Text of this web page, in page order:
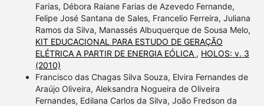
Farias, Débora Raiane Farias de Azevedo Fernande,
Felipe José Santana de Sales, Francelio Ferreira, Juliana
Ramos da Silva, Manassés Albuquerque de Sousa Melo,
KIT EDUCACIONAL PARA ESTUDO DE GERAÇÃO
ELÉTRICA A PARTIR DE ENERGIA EÓLICA , HOLOS: v. 3
(2010)
Francisco das Chagas Silva Souza, Elvira Fernandes de
Araújo Oliveira, Aleksandra Nogueira de Oliveira
Fernandes, Edilana Carlos da Silva, João Fredson da